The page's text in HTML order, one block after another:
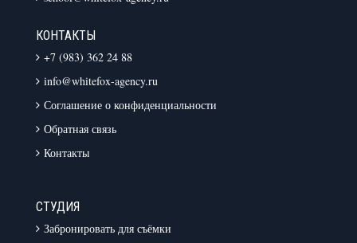
КОНТАКТЫ
+7 (983) 362 24 88
info@whitefox-agency.ru
Соглашение о конфиденциальности
Обратная связь
Контакты
СТУДИЯ
Забронировать для съёмки